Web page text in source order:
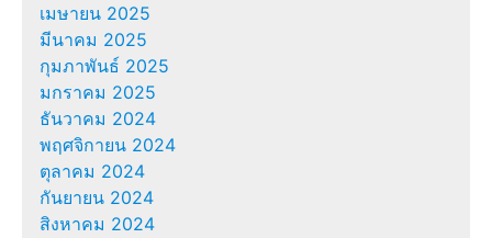
เมษายน 2025
มีนาคม 2025
กุมภาพันธ์ 2025
มกราคม 2025
ธันวาคม 2024
พฤศจิกายน 2024
ตุลาคม 2024
กันยายน 2024
สิงหาคม 2024